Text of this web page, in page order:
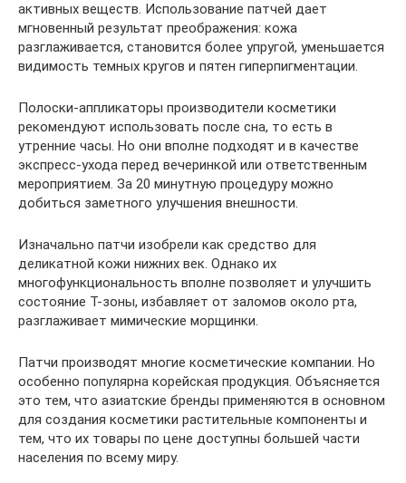
активных веществ. Использование патчей дает
мгновенный результат преображения: кожа
разглаживается, становится более упругой, уменьшается
видимость темных кругов и пятен гиперпигментации.
Полоски-аппликаторы производители косметики
рекомендуют использовать после сна, то есть в
утренние часы. Но они вполне подходят и в качестве
экспресс-ухода перед вечеринкой или ответственным
мероприятием. За 20 минутную процедуру можно
добиться заметного улучшения внешности.
Изначально патчи изобрели как средство для
деликатной кожи нижних век. Однако их
многофункциональность вполне позволяет и улучшить
состояние Т-зоны, избавляет от заломов около рта,
разглаживает мимические морщинки.
Патчи производят многие косметические компании. Но
особенно популярна корейская продукция. Объясняется
это тем, что азиатские бренды применяются в основном
для создания косметики растительные компоненты и
тем, что их товары по цене доступны большей части
населения по всему миру.